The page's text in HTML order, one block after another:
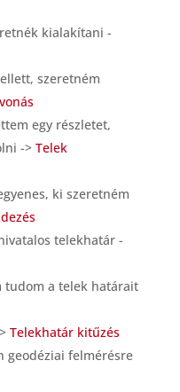
kialakítani -
szeretném
egy részletet,
-> Telek
ki szeretném
telekhatár -
tudom a telek határait
Telekhatár kitűzés
geodéziai felmérésre